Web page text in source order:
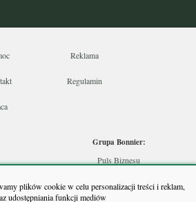
plików cookie w celu personalizacji treści i reklam,
udostępniania funkcji mediów
Reklama
Regulamin
Grupa Bonnier:
Puls Biznesu
Puls Medycyny